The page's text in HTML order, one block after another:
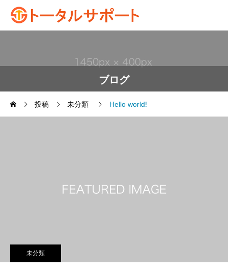
ブログ
投稿 未分類 Hello world!
未分類